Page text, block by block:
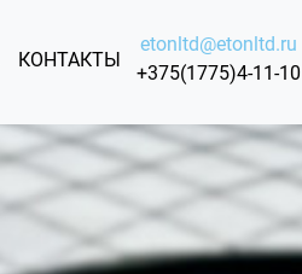
КОНТАКТЫ
etonltd@etonltd.ru
+375(1775)4-11-10